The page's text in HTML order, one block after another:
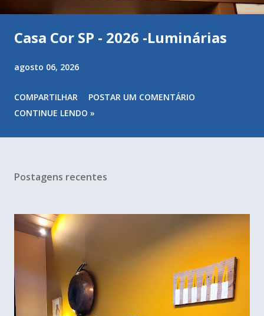
Casa Cor SP - 2026 -Luminárias
agosto 06, 2026
COMPARTILHAR
POSTAR UM COMENTÁRIO
CONTINUE LENDO »
Postagens recentes